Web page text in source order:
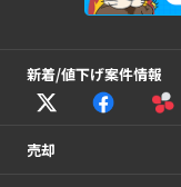
新着/値下げ案件情報
売却